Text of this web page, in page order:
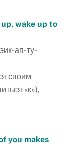
wake up to
ап-ту-
своим
«к»),
you makes